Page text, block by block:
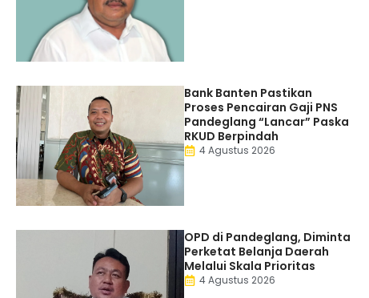
Bank Banten Pastikan
Proses Pencairan Gaji PNS
Pandeglang “Lancar” Paska
RKUD Berpindah
4 Agustus 2026
OPD di Pandeglang, Diminta
Perketat Belanja Daerah
Melalui Skala Prioritas
4 Agustus 2026